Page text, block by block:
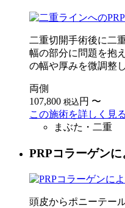
二重切開手術後に二
幅の部分に問題を抱
の幅や厚みを微調整
両側
107,800 税込 円 〜
この施術を詳しく見る
まぶた・二重
PRPコラーゲン
頭皮からポニーテー